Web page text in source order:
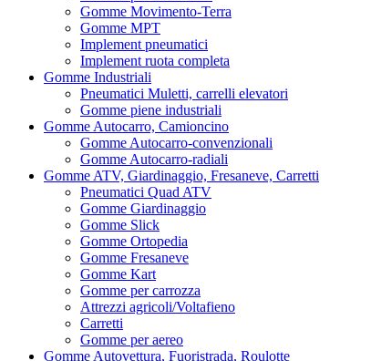
Gomme Movimento-Terra
Gomme MPT
Implement pneumatici
Implement ruota completa
Gomme Industriali
Pneumatici Muletti, carrelli elevatori
Gomme piene industriali
Gomme Autocarro, Camioncino
Gomme Autocarro-convenzionali
Gomme Autocarro-radiali
Gomme ATV, Giardinaggio, Fresaneve, Carretti
Pneumatici Quad ATV
Gomme Giardinaggio
Gomme Slick
Gomme Ortopedia
Gomme Fresaneve
Gomme Kart
Gomme per carrozza
Attrezzi agricoli/Voltafieno
Carretti
Gomme per aereo
Gomme Autovettura, Fuoristrada, Roulotte